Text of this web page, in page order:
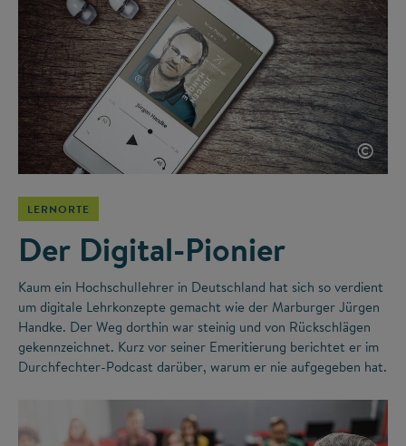
©
LERNORTE
Der Digital-Pionier
Kaum ein Hochschullehrer in Deutschland hat sich so verdient
um digitale Lehrkonzepte gemacht wie der Marburger Jürgen
Handke. Der Weg dorthin war steinig und von Rückschlägen
gekennzeichnet. Kurz vor seiner Emeritierung berichtet er im
Durchfechter-Podcast darüber, warum er nie aufgegeben hat.